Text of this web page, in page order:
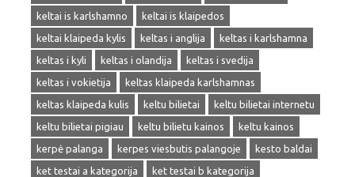
keltai is karlshamno
keltai is klaipedos
keltai klaipeda kylis
keltas i anglija
keltas i karlshamna
keltas i kyli
keltas i olandija
keltas i svedija
keltas i vokietija
keltas klaipeda karlshamnas
keltas klaipeda kulis
keltu bilietai
keltu bilietai internetu
keltu bilietai pigiau
keltu bilietu kainos
keltu kainos
kerpė palanga
kerpes viesbutis palangoje
kesto baldai
ket testai a kategorija
ket testai b kategorija